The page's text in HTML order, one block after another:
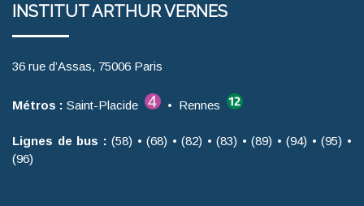
INSTITUT ARTHUR VERNES
36 rue d’Assas, 75006 Paris
Métros : Saint-Placide • Rennes
Lignes de bus : (58) • (68) • (82) • (83) • (89) • (94) • (95) •
(96)